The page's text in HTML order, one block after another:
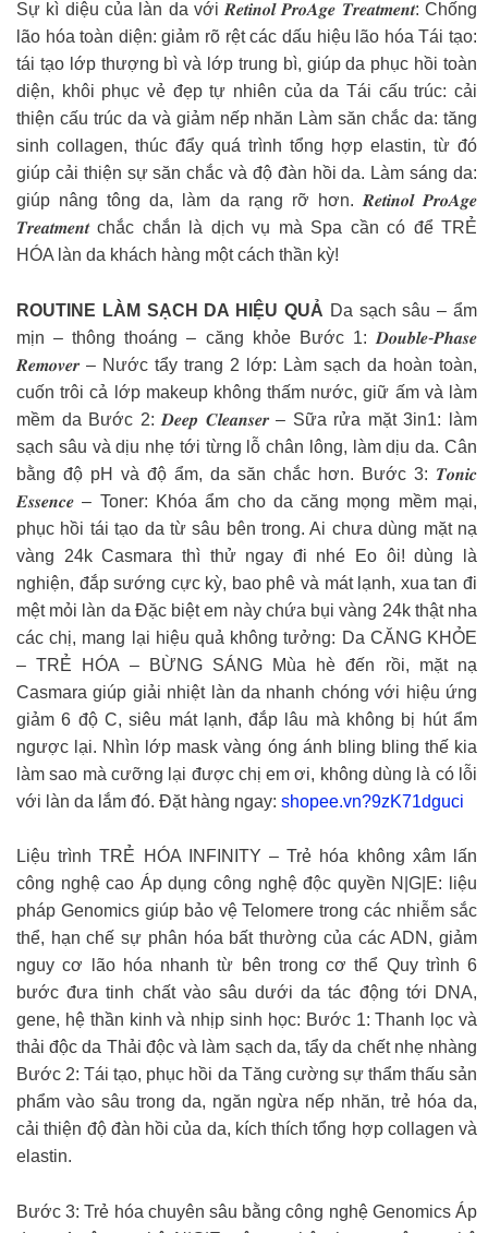
Sự kì diệu của làn da với 𝑹𝒆𝒕𝒊𝒏𝒐𝒍 𝑷𝒓𝒐𝑨𝒈𝒆 𝑻𝒓𝒆𝒂𝒕𝒎𝒆𝒏𝒕: Chống
lão hóa toàn diện: giảm rõ rệt các dấu hiệu lão hóa Tái tạo:
tái tạo lớp thượng bì và lớp trung bì, giúp da phục hồi toàn
diện, khôi phục vẻ đẹp tự nhiên của da Tái cấu trúc: cải
thiện cấu trúc da và giảm nếp nhăn Làm săn chắc da: tăng
sinh collagen, thúc đẩy quá trình tổng hợp elastin, từ đó
giúp cải thiện sự săn chắc và độ đàn hồi da. Làm sáng da:
giúp nâng tông da, làm da rạng rỡ hơn. 𝑹𝒆𝒕𝒊𝒏𝒐𝒍 𝑷𝒓𝒐𝑨𝒈𝒆
𝑻𝒓𝒆𝒂𝒕𝒎𝒆𝒏𝒕 chắc chắn là dịch vụ mà Spa cần có để TRẺ
HÓA làn da khách hàng một cách thần kỳ!
ROUTINE LÀM SẠCH DA HIỆU QUẢ Da sạch sâu – ẩm
mịn – thông thoáng – căng khỏe Bước 1: 𝑫𝒐𝒖𝒃𝒍𝒆-𝑷𝒉𝒂𝒔𝒆
𝑹𝒆𝒎𝒐𝒗𝒆𝒓 – Nước tẩy trang 2 lớp: Làm sạch da hoàn toàn,
cuốn trôi cả lớp makeup không thấm nước, giữ ấm và làm
mềm da Bước 2: 𝑫𝒆𝒆𝒑 𝑪𝒍𝒆𝒂𝒏𝒔𝒆𝒓 – Sữa rửa mặt 3in1: làm
sạch sâu và dịu nhẹ tới từng lỗ chân lông, làm dịu da. Cân
bằng độ pH và độ ẩm, da săn chắc hơn. Bước 3: 𝑻𝒐𝒏𝒊𝒄
𝑬𝒔𝒔𝒆𝒏𝒄𝒆 – Toner: Khóa ẩm cho da căng mọng mềm mại,
phục hồi tái tạo da từ sâu bên trong. Ai chưa dùng mặt nạ
vàng 24k Casmara thì thử ngay đi nhé Eo ôi! dùng là
nghiện, đắp sướng cực kỳ, bao phê và mát lạnh, xua tan đi
mệt mỏi làn da Đặc biệt em này chứa bụi vàng 24k thật nha
các chị, mang lại hiệu quả không tưởng: Da CĂNG KHỎE
– TRẺ HÓA – BỪNG SÁNG Mùa hè đến rồi, mặt nạ
Casmara giúp giải nhiệt làn da nhanh chóng với hiệu ứng
giảm 6 độ C, siêu mát lạnh, đắp lâu mà không bị hút ẩm
ngược lại. Nhìn lớp mask vàng óng ánh bling bling thế kia
làm sao mà cưỡng lại được chị em ơi, không dùng là có lỗi
với làn da lắm đó. Đặt hàng ngay: shopee.vn?9zK71dguci
Liệu trình TRẺ HÓA INFINITY – Trẻ hóa không xâm lấn
công nghệ cao Áp dụng công nghệ độc quyền N|G|E: liệu
pháp Genomics giúp bảo vệ Telomere trong các nhiễm sắc
thể, hạn chế sự phân hóa bất thường của các ADN, giảm
nguy cơ lão hóa nhanh từ bên trong cơ thể Quy trình 6
bước đưa tinh chất vào sâu dưới da tác động tới DNA,
gene, hệ thần kinh và nhịp sinh học: Bước 1: Thanh lọc và
thải độc da Thải độc và làm sạch da, tẩy da chết nhẹ nhàng
Bước 2: Tái tạo, phục hồi da Tăng cường sự thẩm thấu sản
phẩm vào sâu trong da, ngăn ngừa nếp nhăn, trẻ hóa da,
cải thiện độ đàn hồi của da, kích thích tổng hợp collagen và
elastin.
Bước 3: Trẻ hóa chuyên sâu bằng công nghệ Genomics Áp